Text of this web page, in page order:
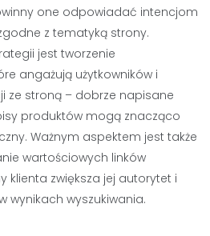
one odpowiadać intencjom
z tematyką strony.
jest tworzenie
angażują użytkowników i
ze stroną – dobrze napisane
produktów mogą znacząco
Ważnym aspektem jest także
wartościowych linków
klienta zwiększa jej autorytet i
wynikach wyszukiwania.